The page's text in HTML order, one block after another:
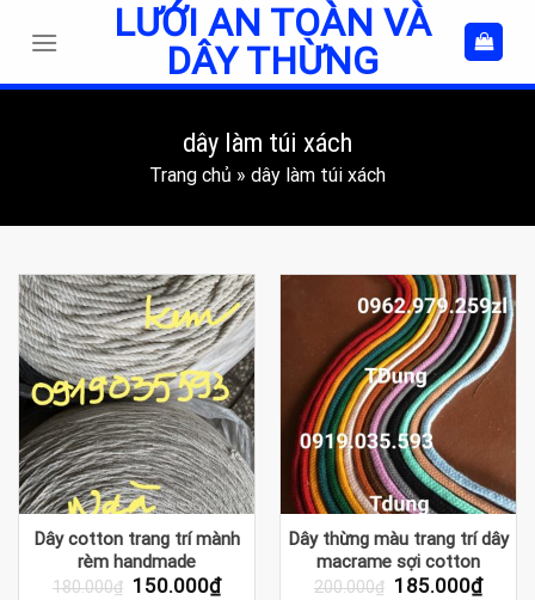
LƯỚI AN TOÀN VÀ
DÂY THỪNG
dây làm túi xách
Trang chủ » dây làm túi xách
Dây cotton trang trí mành
rèm handmade
180.000₫ Giá
150.000₫Giá
Dây thừng màu trang trí dây
macrame sợi cotton
200.000₫ Giá
185.000₫Giá